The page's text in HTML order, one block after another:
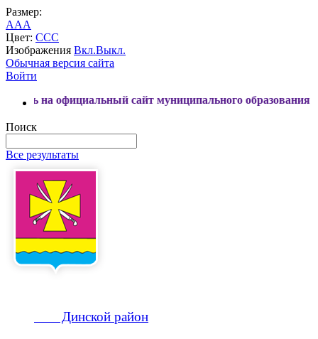
Размер:
AAA
Цвет: CCC
Изображения Вкл.Выкл.
Обычная версия сайта
Войти
сайт муниципального образования Динской
Поиск
Все результаты
Динской район